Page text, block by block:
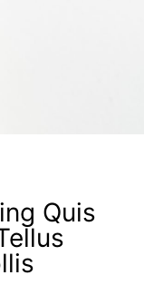
Quis